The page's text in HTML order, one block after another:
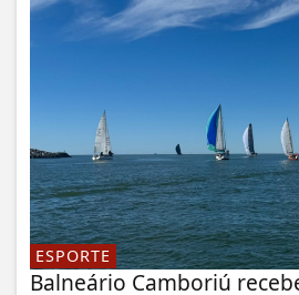
ESPORTE
Balneário Camboriú